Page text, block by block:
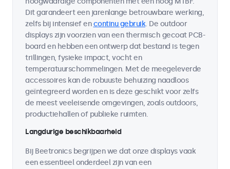
Dit garandeert een jarenlange betrouwbare werking,
zelfs bij intensief encontinu gebruik. De outdoor
displays zijn voorzien van een thermisch gecoat PCB-
board en hebben een ontwerp dat bestand is tegen
trillingen, fysieke impact, vocht en
temperatuurschommelingen. Met de meegeleverde
accessoires kan de robuuste behuizing naadloos
geïntegreerd worden en is deze geschikt voor zelfs
de meest veeleisende omgevingen, zoals outdoors,
productiehallen of publieke ruimten.
Langdurige beschikbaarheid
Bij Beetronics begrijpen we dat onze displays vaak
een essentieel onderdeel zijn van een